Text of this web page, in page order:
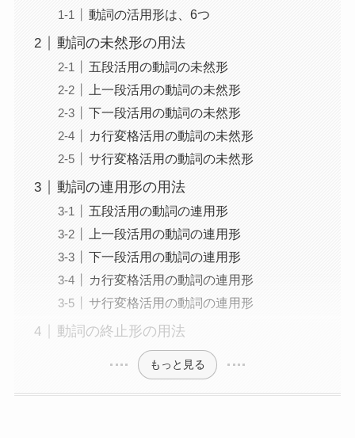
動詞の活用形は、6つ
動詞の未然形の用法
五段活用の動詞の未然形
上一段活用の動詞の未然形
下一段活用の動詞の未然形
カ行変格活用の動詞の未然形
サ行変格活用の動詞の未然形
動詞の連用形の用法
五段活用の動詞の連用形
上一段活用の動詞の連用形
下一段活用の動詞の連用形
カ行変格活用の動詞の連用形
サ行変格活用の動詞の連用形
動詞の終止形の用法
もっと見る